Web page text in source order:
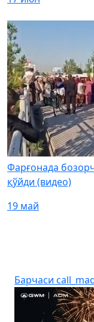
Фарғонада
қўйди (видео)
19 май
Барчаси